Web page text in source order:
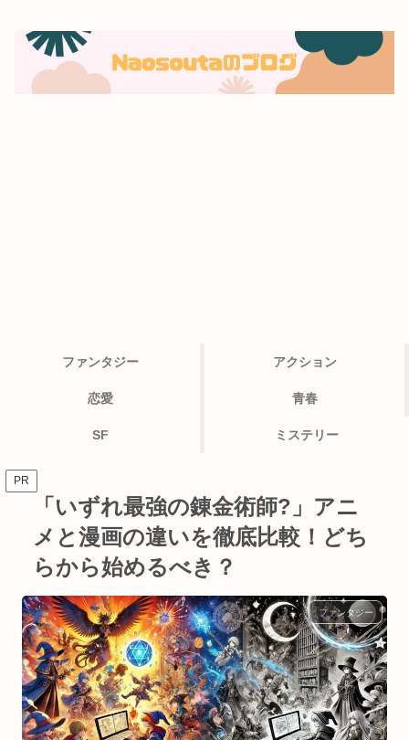
ファンタジー アクション
恋愛 青春
SF ミステリー
PR
「いずれ最強の錬金術師?」アニ
メと漫画の違いを徹底比較！どち
らから始めるべき？
ファンタジー